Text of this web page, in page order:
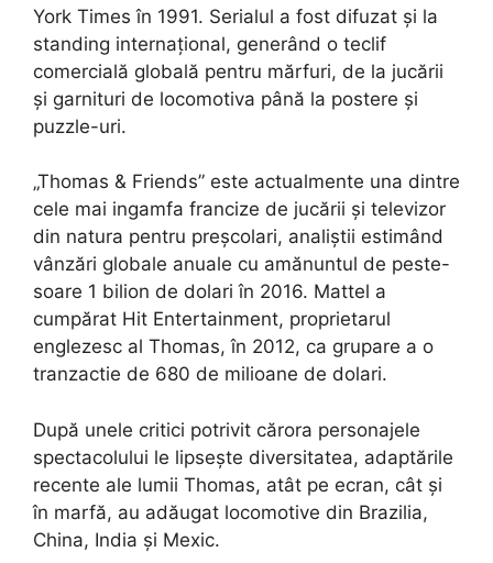
York Times în 1991. Serialul a fost difuzat și la
standing internațional, generând o teclif
comercială globală pentru mărfuri, de la jucării
și garnituri de locomotiva până la postere și
puzzle-uri.
„Thomas & Friends” este actualmente una dintre
cele mai ingamfa francize de jucării și televizor
din natura pentru preșcolari, analiștii estimând
vânzări globale anuale cu amănuntul de peste-
soare 1 bilion de dolari în 2016. Mattel a
cumpărat Hit Entertainment, proprietarul
englezesc al Thomas, în 2012, ca grupare a o
tranzactie de 680 de milioane de dolari.
După unele critici potrivit cărora personajele
spectacolului le lipsește diversitatea, adaptările
recente ale lumii Thomas, atât pe ecran, cât și
în marfă, au adăugat locomotive din Brazilia,
China, India și Mexic.